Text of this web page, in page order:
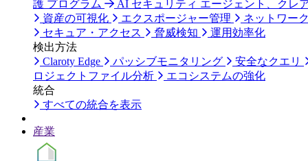
護 プログラム
AI セキュリティ エージェント、クレ
資産の可視化
エクスポージャー管理
ネットワー
セキュア・アクセス
脅威検知
運用効率化
検出方法
Claroty Edge
パッシブモニタリング
安全なクエリ
ロジェクトファイル分析
エコシステムの強化
統合
すべての統合を表示
産業